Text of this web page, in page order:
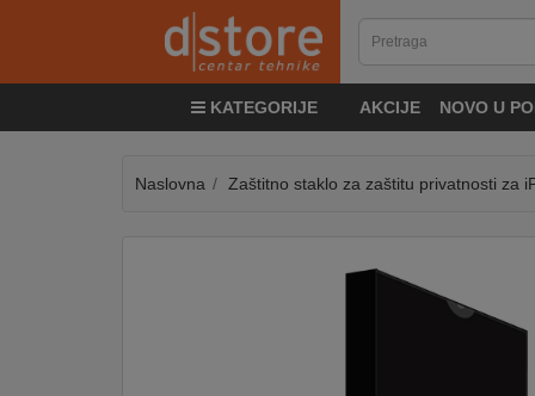
KATEGORIJE AKCIJE NOVO U
&
Naslovna Zaštitno staklo za zaštitu privatnosti za